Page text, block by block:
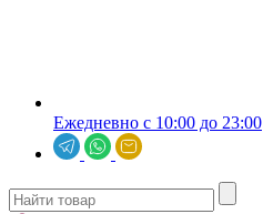
Ежедневно с 10:00 до 23:00